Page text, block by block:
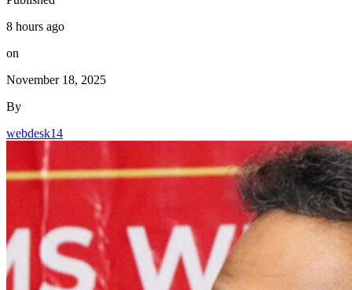
8 hours ago
on
November 18, 2025
By
webdesk14